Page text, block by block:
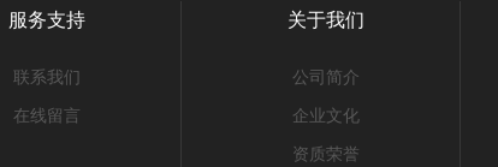
服务支持
联系我们
在线留言
关于我们
公司简介
企业文化
资质荣誉